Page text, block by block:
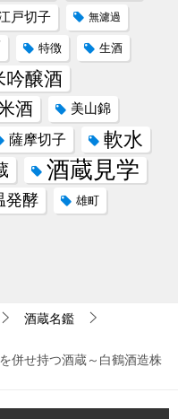
戸切子 無濾過
特徴 生酒
吟醸酒
酒 美山錦
薩摩切子 軟水
酒蔵見学
発酵 雄町
酒蔵名鑑
併せ持つ酒蔵～白鶴酒造株